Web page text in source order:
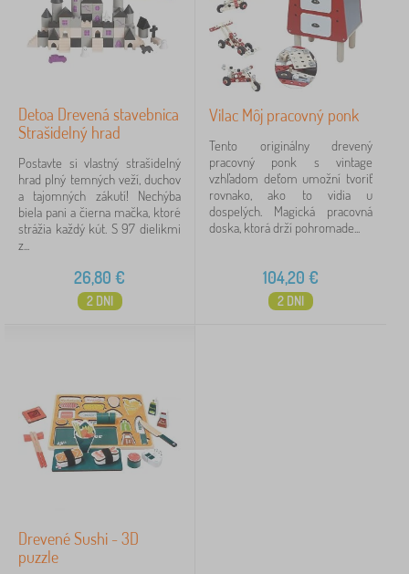
Detoa Drevená stavebnica
Strašidelný hrad
Postavte si vlastný strašidelný
hrad plný temných veží, duchov
a tajomných zákutí! Nechýba
biela pani a čierna mačka, ktoré
strážia každý kút. S 97 dielikmi
z...
26,80 €
2 DNI
Vilac Môj pracovný ponk
Tento originálny drevený
pracovný ponk s vintage
vzhľadom deťom umožní tvoriť
rovnako, ako to vidia u
dospelých. Magická pracovná
doska, ktorá drží pohromade...
104,20 €
2 DNI
Drevené Sushi - 3D
puzzle